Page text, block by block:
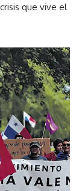
que vive el